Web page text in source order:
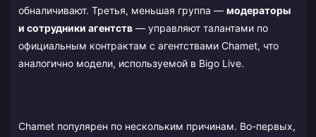
обналичивают. Третья, меньшая группа — модераторы
и сотрудники агентств — управляют талантами по
официальным контрактам с агентствами Chamet, что
аналогично модели, используемой в Bigo Live.
Chamet популярен по нескольким причинам. Во-первых,